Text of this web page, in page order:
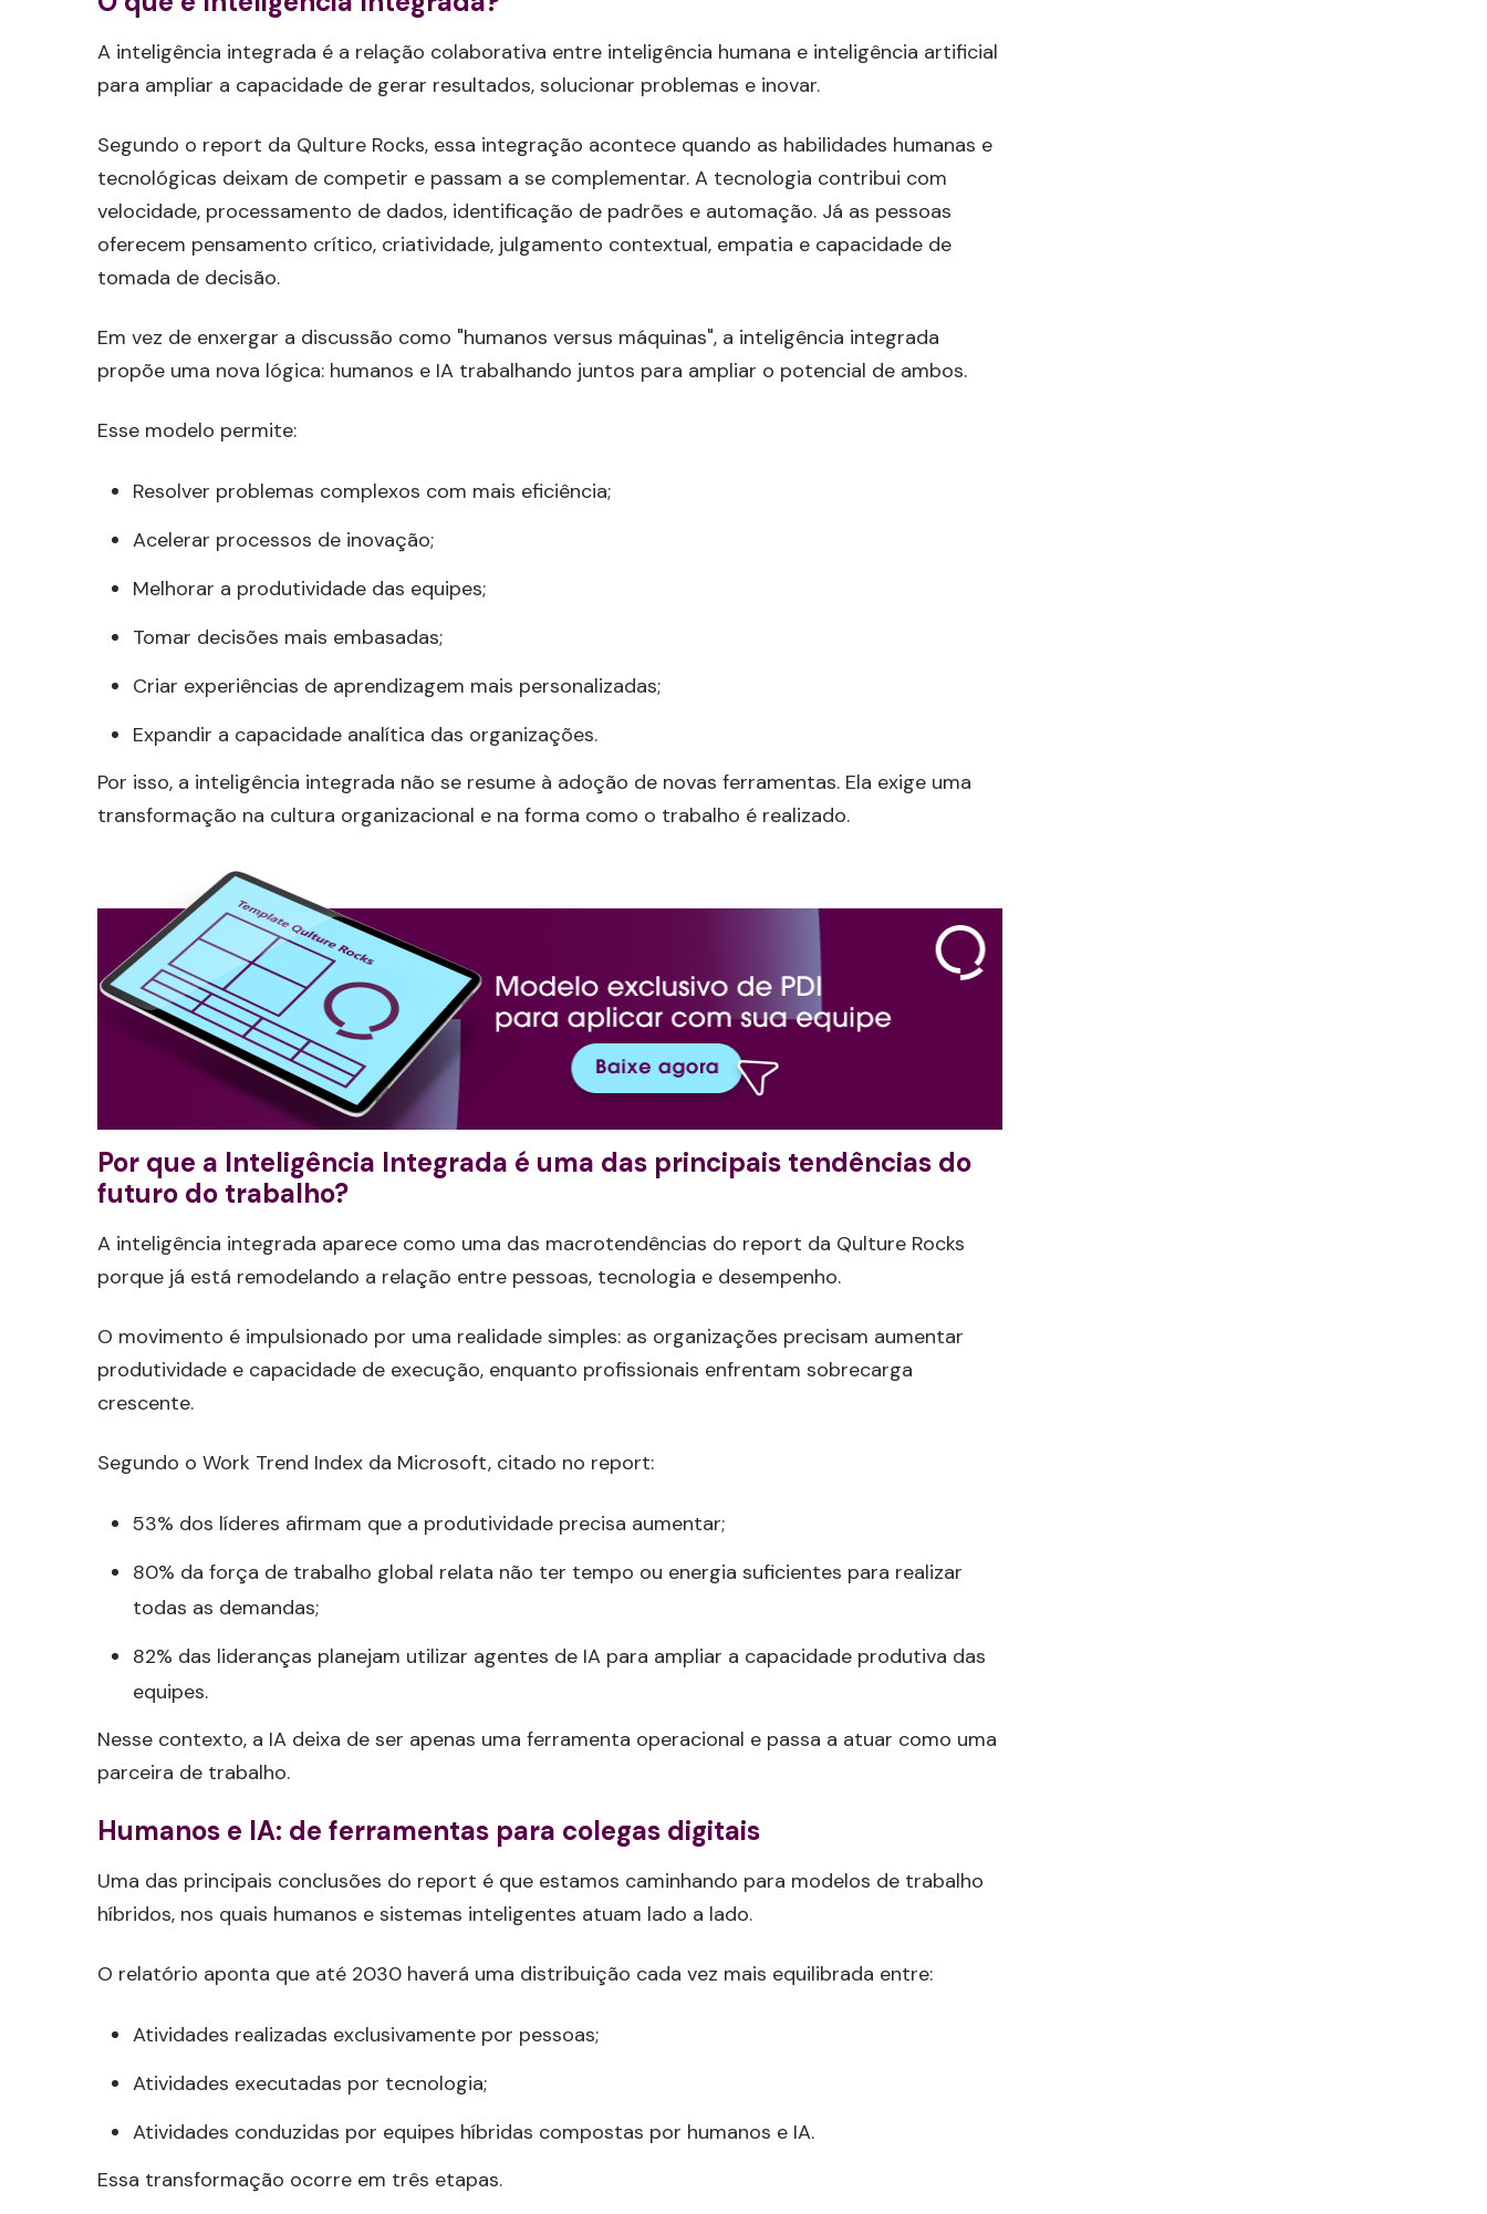
A inteligência integrada é a relação colaborativa entre inteligência humana e inteligência artificial
para ampliar a capacidade de gerar resultados, solucionar problemas e inovar.
Segundo o report da Qulture Rocks, essa integração acontece quando as habilidades humanas e
tecnológicas deixam de competir e passam a se complementar. A tecnologia contribui com
velocidade, processamento de dados, identificação de padrões e automação. Já as pessoas
oferecem pensamento crítico, criatividade, julgamento contextual, empatia e capacidade de
tomada de decisão.
Em vez de enxergar a discussão como "humanos versus máquinas", a inteligência integrada
propõe uma nova lógica: humanos e IA trabalhando juntos para ampliar o potencial de ambos.
Esse modelo permite:
Resolver problemas complexos com mais eficiência;
Acelerar processos de inovação;
Melhorar a produtividade das equipes;
Tomar decisões mais embasadas;
Criar experiências de aprendizagem mais personalizadas;
Expandir a capacidade analítica das organizações.
Por isso, a inteligência integrada não se resume à adoção de novas ferramentas. Ela exige uma
transformação na cultura organizacional e na forma como o trabalho é realizado.
Por que a Inteligência Integrada é uma das principais tendências do
futuro do trabalho?
A inteligência integrada aparece como uma das macrotendências do report da Qulture Rocks
porque já está remodelando a relação entre pessoas, tecnologia e desempenho.
O movimento é impulsionado por uma realidade simples: as organizações precisam aumentar
produtividade e capacidade de execução, enquanto profissionais enfrentam sobrecarga
crescente.
Segundo o Work Trend Index da Microsoft, citado no report:
53% dos líderes afirmam que a produtividade precisa aumentar;
80% da força de trabalho global relata não ter tempo ou energia suficientes para realizar
todas as demandas;
82% das lideranças planejam utilizar agentes de IA para ampliar a capacidade produtiva das
equipes.
Nesse contexto, a IA deixa de ser apenas uma ferramenta operacional e passa a atuar como uma
parceira de trabalho.
Humanos e IA: de ferramentas para colegas digitais
Uma das principais conclusões do report é que estamos caminhando para modelos de trabalho
híbridos, nos quais humanos e sistemas inteligentes atuam lado a lado.
O relatório aponta que até 2030 haverá uma distribuição cada vez mais equilibrada entre:
Atividades realizadas exclusivamente por pessoas;
Atividades executadas por tecnologia;
Atividades conduzidas por equipes híbridas compostas por humanos e IA.
Essa transformação ocorre em três etapas.